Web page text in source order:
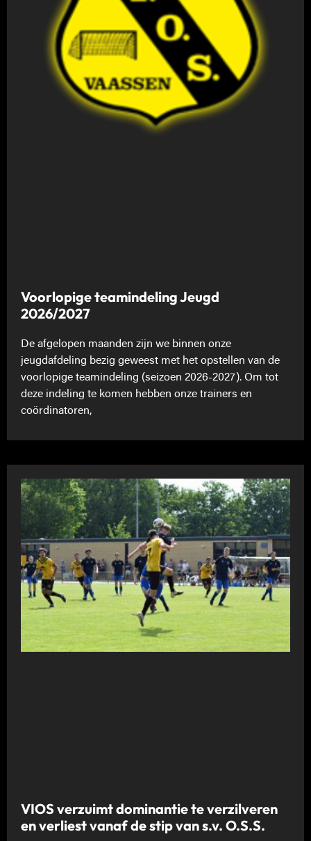
Voorlopige teamindeling Jeugd
2026/2027
De afgelopen maanden zijn we binnen onze
jeugdafdeling bezig geweest met het opstellen van de
voorlopige teamindeling (seizoen 2026-2027). Om tot
deze indeling te komen hebben onze trainers en
coördinatoren,
VIOS verzuimt dominantie te verzilveren
en verliest vanaf de stip van s.v. O.S.S.